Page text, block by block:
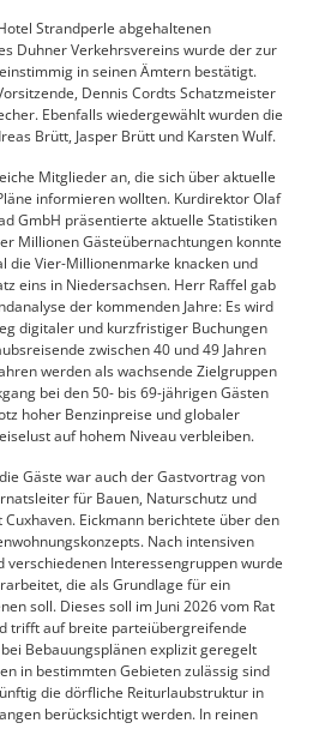
Strandperle abgehaltenen
Duhner Verkehrsvereins wurde der zur
in seinen Ämtern bestätigt.
Dennis Cordts Schatzmeister
Ebenfalls wiedergewählt wurden die
Brütt, Jasper Brütt und Karsten Wulf.
Mitglieder an, die sich über aktuelle
informieren wollten. Kurdirektor Olaf
GmbH präsentierte aktuelle Statistiken
Millionen Gästeübernachtungen konnte
die Vier-Millionenmarke knacken und
eins in Niedersachsen. Herr Raffel gab
der kommenden Jahre: Es wird
digitaler und kurzfristiger Buchungen
zwischen 40 und 49 Jahren
werden als wachsende Zielgruppen
bei den 50- bis 69-jährigen Gästen
hoher Benzinpreise und globaler
auf hohem Niveau verbleiben.
Gäste war auch der Gastvortrag von
für Bauen, Naturschutz und
Eickmann berichtete über den
Nach intensiven
verschiedenen Interessengruppen wurde
die als Grundlage für ein
soll. Dieses soll im Juni 2026 vom Rat
trifft auf breite parteiübergreifende
Bebauungsplänen explizit geregelt
in bestimmten Gebieten zulässig sind
die dörfliche Reiturlaubstruktur in
berücksichtigt werden. In reinen